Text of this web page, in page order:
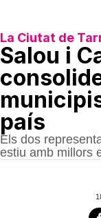
La Ciutat de
Salou i
país
Els dos
estiu amb millors